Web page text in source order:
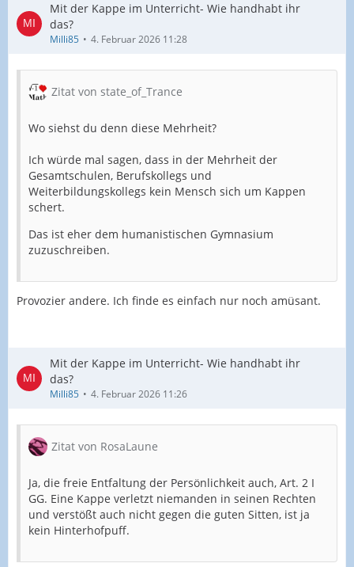
Mit der Kappe im Unterricht- Wie handhabt ihr
das?
Milli85 4. Februar 2026 11:28
Zitat von state_of_Trance
Wo siehst du denn diese Mehrheit?
Ich würde mal sagen, dass in der Mehrheit der
Gesamtschulen, Berufskollegs und
Weiterbildungskollegs kein Mensch sich um Kappen
schert.
Das ist eher dem humanistischen Gymnasium
zuzuschreiben.
Provozier andere. Ich finde es einfach nur noch amüsant.
Mit der Kappe im Unterricht- Wie handhabt ihr
das?
Milli85 4. Februar 2026 11:26
Zitat von RosaLaune
Ja, die freie Entfaltung der Persönlichkeit auch, Art. 2 I
GG. Eine Kappe verletzt niemanden in seinen Rechten
und verstößt auch nicht gegen die guten Sitten, ist ja
kein Hinterhofpuff.